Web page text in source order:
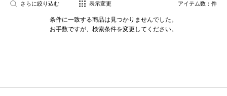
さらに絞り込む 表示変更 アイテム数： 件
条件に一致する商品は見つかりませんでした。
お手数ですが、検索条件を変更してください。